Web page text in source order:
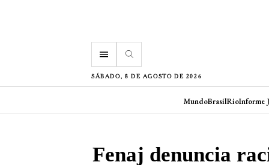
menu
SÁBADO, 8 DE AGOSTO DE 2026
MundoBrasilRioInforme
Fenaj denuncia